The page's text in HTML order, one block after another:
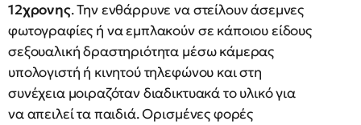
12χρονης. Την ενθάρρυνε να στείλουν άσεμνες
φωτογραφίες ή να εμπλακούν σε κάποιου είδους
σεξουαλική δραστηριότητα μέσω κάμερας
υπολογιστή ή κινητού τηλεφώνου και στη
συνέχεια μοιραζόταν διαδικτυακά το υλικό για
να απειλεί τα παιδιά. Ορισμένες φορές